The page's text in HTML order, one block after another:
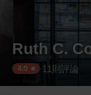
Ruth C.
4.0 · 11 則評論